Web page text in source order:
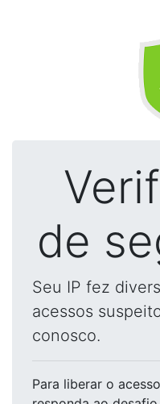
de
Seu IP fez
acessos
conosco.
Para liberar o acesso